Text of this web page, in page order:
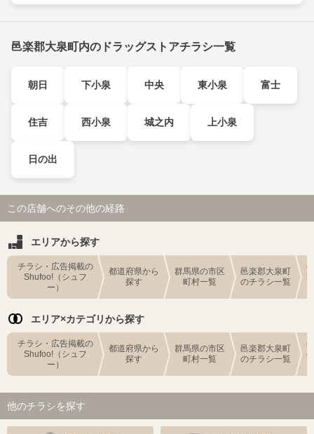
邑楽郡大泉町内のドラッグストアチラシ一覧
朝日 下小泉 中央 東小泉 富士
住吉 西小泉 城之内 上小泉
日の出
この店舗へのその他の経路
エリアから探す
チラシ・広告掲載の
Shufoo!（シュフ
ー）
都道府県から
探す
群馬県の市区
町村一覧
邑楽郡大泉町
のチラシ一覧
エリア×カテゴリから探す
チラシ・広告掲載の
Shufoo!（シュフ
ー）
都道府県から
探す
群馬県の市区
町村一覧
邑楽郡大泉町
のチラシ一覧
他のチラシを探す